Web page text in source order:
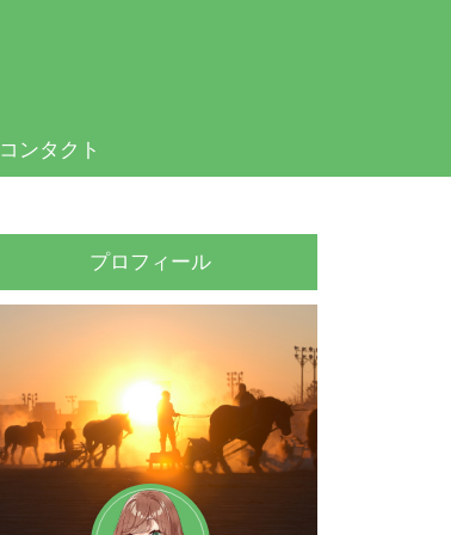
コンタクト
プロフィール